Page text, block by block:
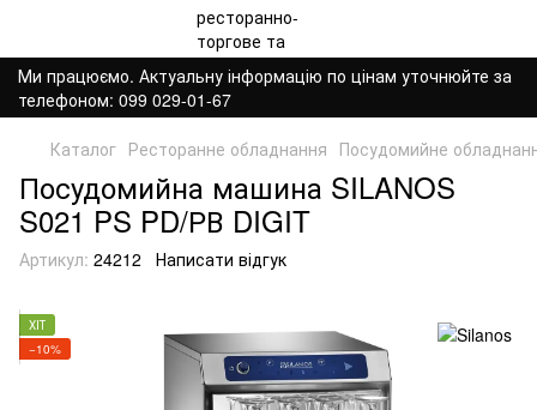
Ми працюємо. Актуальну інформацію по цінам уточнюйте за
телефоном: 099 029-01-67
Каталог Ресторанне обладнання Посудомийне
Посудомийна машина SILANOS
S021 PS PD/РВ DIGIT
Артикул: 24212 Написати відгук
ХІТ
−10%